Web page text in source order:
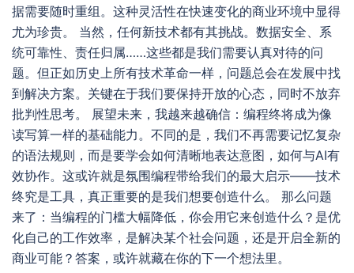
据需要随时重组。这种灵活性在快速变化的商业环境中显得
尤为珍贵。 当然，任何新技术都有其挑战。数据安全、系
统可靠性、责任归属……这些都是我们需要认真对待的问
题。但正如历史上所有技术革命一样，问题总会在发展中找
到解决方案。关键在于我们要保持开放的心态，同时不放弃
批判性思考。 展望未来，我越来越确信：编程终将成为像
读写算一样的基础能力。不同的是，我们不再需要记忆复杂
的语法规则，而是要学会如何清晰地表达意图，如何与AI有
效协作。这或许就是氛围编程带给我们的最大启示——技术
终究是工具，真正重要的是我们想要创造什么。 那么问题
来了：当编程的门槛大幅降低，你会用它来创造什么？是优
化自己的工作效率，是解决某个社会问题，还是开启全新的
商业可能？答案，或许就藏在你的下一个想法里。